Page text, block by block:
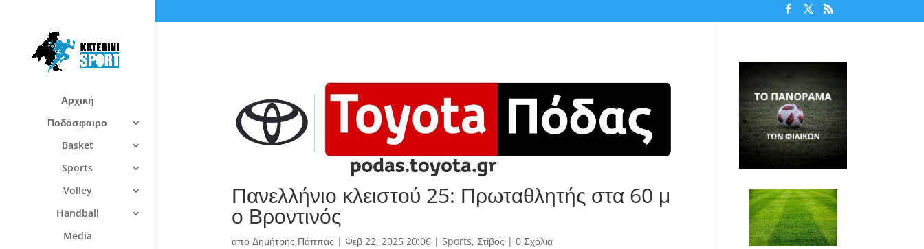
Αρχική
Ποδόσφαιρο
Basket
Sports
Volley
Handball
Media
Πανελλήνιο κλειστού 25: Πρωταθλητής στα 60 μ
ο Βροντινός
από Δημήτρης Πάππας | Φεβ 22, 2025 20:06| Sports, Στίβος | 0 Σχόλια